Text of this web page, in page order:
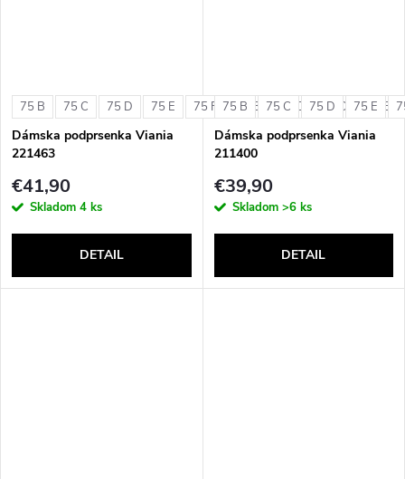
75 B 75 C 75 D 75 E 75 F 80 B 80 C 80 D 80 E
Dámska podprsenka Viania
221463
€41,90
Skladom 4 ks
DETAIL
75 B 75 C 75 D 75 E
Dámska podprsenka Viania
211400
€39,90
Skladom >6 ks
DETAIL